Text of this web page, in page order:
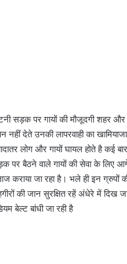
सड़क पर गायों की मौजूदगी शहर और
नहीं देते उनकी लापरवाही का
लोग और गायों घायल होते है कई
पर बैठने वाले गायों की सेवा के लिए
कराया जा रहा है। भले ही इन
की जान सुरक्षित रहें अंधेरे में
बेल्ट बांधी जा रही है